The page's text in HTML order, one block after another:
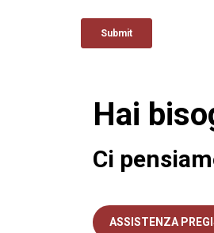
Hai
Ci
ASSISTENZA